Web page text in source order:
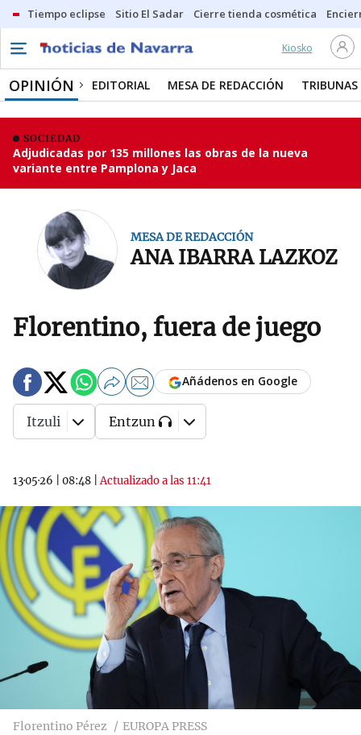
Tiempo eclipse Sitio El Sadar Cierre tienda cosmética
Kiosko
OPINIÓN EDITORIAL MESA DE REDACCIÓN TRIBUNAS
SOCIEDAD
Adjudicadas por 135 millones las obras de la nueva
variante entre Pamplona y Jaca
MESA DE REDACCIÓN
ANA IBARRA LAZKOZ
Florentino, fuera de juego
13·05·26 08:48 |Actualizado a las 11:41
Añádenos en Google
Itzuli Entzun
Florentino Pérez EUROPA PRESS